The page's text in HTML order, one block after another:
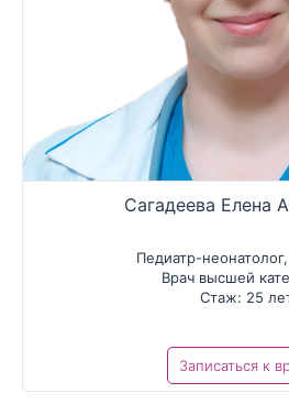
Сагадеева Елена
Педиатр-неонатолог,
Врач высшей
Стаж: 25
Записаться к